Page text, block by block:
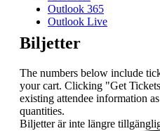
Outlook 365
Outlook Live
Biljetter
The numbers below include
your cart. Clicking "Get
existing attendee information
quantities.
Biljetter är inte längre